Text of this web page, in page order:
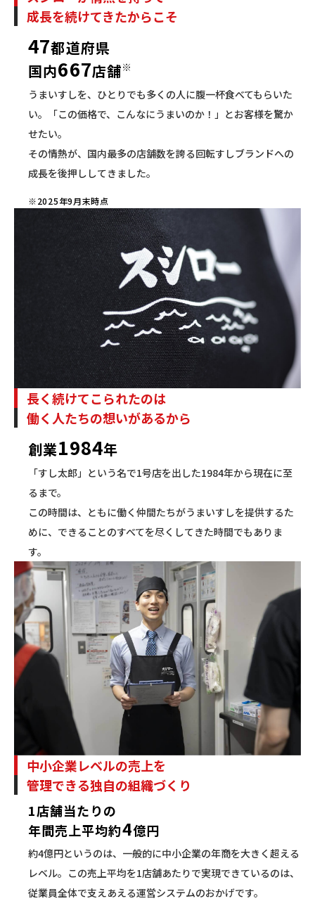
成長を続けてきたからこそ
47都道府県
国内667店舗※
うまいすしを、ひとりでも多くの人に腹一杯食べてもらいた
い。「この価格で、こんなにうまいのか！」とお客様を驚か
せたい。
その情熱が、国内最多の店舗数を誇る回転すしブランドへの
成長を後押ししてきました。
※2025年9月末時点
長く続けてこられたのは
働く人たちの想いがあるから
創業1984年
「すし太郎」という名で1号店を出した1984年から現在に至
るまで。
この時間は、ともに働く仲間たちがうまいすしを提供するた
めに、できることのすべてを尽くしてきた時間でもありま
す。
中小企業レベルの売上を
管理できる独自の組織づくり
1店舗当たりの
年間売上平均約4億円
約4億円というのは、一般的に中小企業の年商を大きく超える
レベル。この売上平均を1店舗あたりで実現できているのは、
従業員全体で支えあえる運営システムのおかげです。